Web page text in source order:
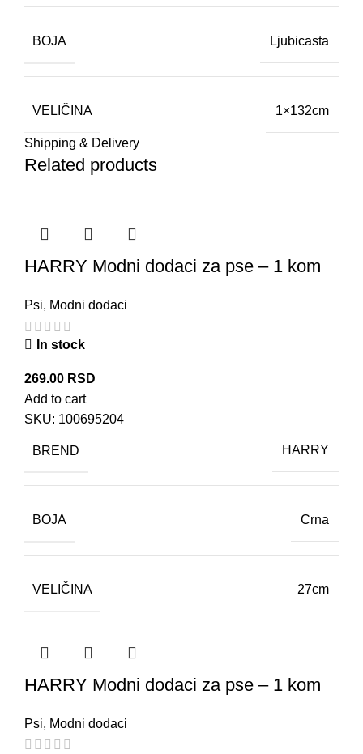
BOJA Ljubicasta
VELIČINA 1×132cm
Shipping & Delivery
Related products
HARRY Modni dodaci za pse – 1 kom
Psi, Modni dodaci
In stock
269.00 RSD
Add to cart
SKU: 100695204
BREND HARRY
BOJA Crna
VELIČINA 27cm
HARRY Modni dodaci za pse – 1 kom
Psi, Modni dodaci